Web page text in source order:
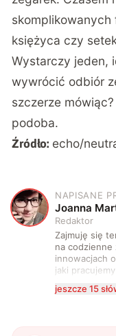
księżyca czy
Wystarczy jeden,
wywrócić odbiór
szczerze
podoba.
Źródło: echo/
J
NAPISANE
Joanna
Redaktor
Zajmuję się
na
innowacjach
jaki
technologii a
jeszcze 15